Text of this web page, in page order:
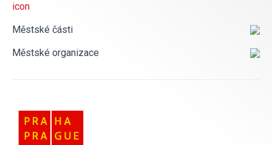
Městské části
Městské organizace